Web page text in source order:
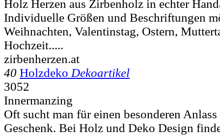
Holz Herzen aus Zirbenholz in echter
Individuelle Größen und Beschriftungen
Weihnachten, Valentinstag, Ostern,
Hochzeit.....
zirbenherzen.at
40 Holzdeko Dekoartikel
3052
Innermanzing
Oft sucht man für einen besonderen Anlass
Geschenk. Bei Holz und Deko Design